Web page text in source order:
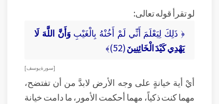
لو تقرأ قوله تعالى:
﴿ ذَلِكَ لِيَعْلَمَ أَنِّي لَمْ أَخُنْهُ بِالْغَيْبِ وَأَنَّ اللَّهَ لَا
يَهْدِي كَيْدَ الْخَائِنِينَ(52)﴾
[ سورة يوسف ]
أيْ أية خيانةٍ على وجه الأرض لابدَّ من أن تفتضح،
مهما كنت ذكياً، مهما أحكمت الأمور، ما دامت خيانة